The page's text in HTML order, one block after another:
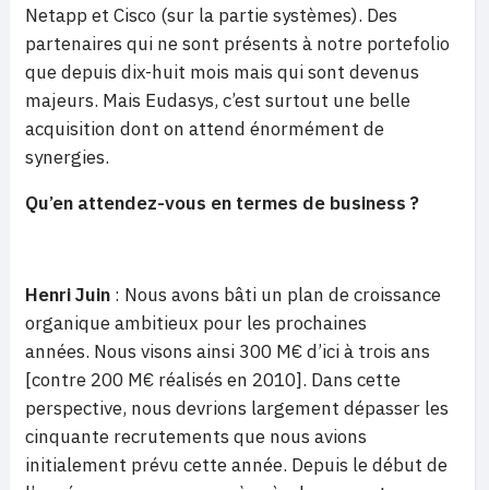
Netapp et Cisco (sur la partie systèmes). Des
partenaires qui ne sont présents à notre portefolio
que depuis dix-huit mois mais qui sont devenus
majeurs. Mais Eudasys, c’est surtout une belle
acquisition dont on attend énormément de
synergies.
Qu’en attendez-vous en termes de business ?
Henri Juin : Nous avons bâti un plan de croissance
organique ambitieux pour les prochaines
années. Nous visons ainsi 300 M€ d’ici à trois ans
[contre 200 M€ réalisés en 2010]. Dans cette
perspective, nous devrions largement dépasser les
cinquante recrutements que nous avions
initialement prévu cette année. Depuis le début de